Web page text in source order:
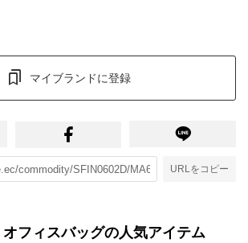
マイブランドに登録
URLをコピー
オフィスバッグの人気アイテム